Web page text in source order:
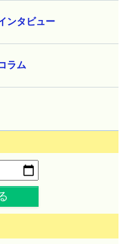
ンタビュー
ラム